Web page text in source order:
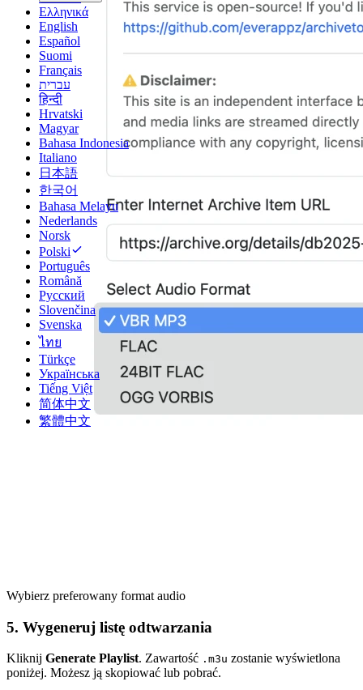
Ελληνικά
English
Español
Suomi
Français
עברית
हिन्दी
Hrvatski
Magyar
Bahasa Indonesia
Italiano
日本語
한국어
Bahasa Melayu
Nederlands
Norsk
Polski
Português
Română
Русский
Slovenčina
Svenska
ไทย
Türkçe
Українська
Tiếng Việt
简体中文
繁體中文
Wybierz preferowany format audio
5. Wygeneruj listę odtwarzania
Kliknij Generate Playlist. Zawartość .m3u zostanie wyświetlona
poniżej. Możesz ją skopiować lub pobrać.